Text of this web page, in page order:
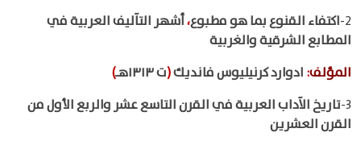
2- اكتفاء القنوع بما هو مطبوع،أشهر التآليف العربية في
المطابع الشرقية والغربية
المؤلف: ادوارد كرنيليوس فانديك(ت ١٣١٣هـ
)
3- تاريخ الآداب العربية في القرن التاسع عشر والربع الأول من
القرن العشرين